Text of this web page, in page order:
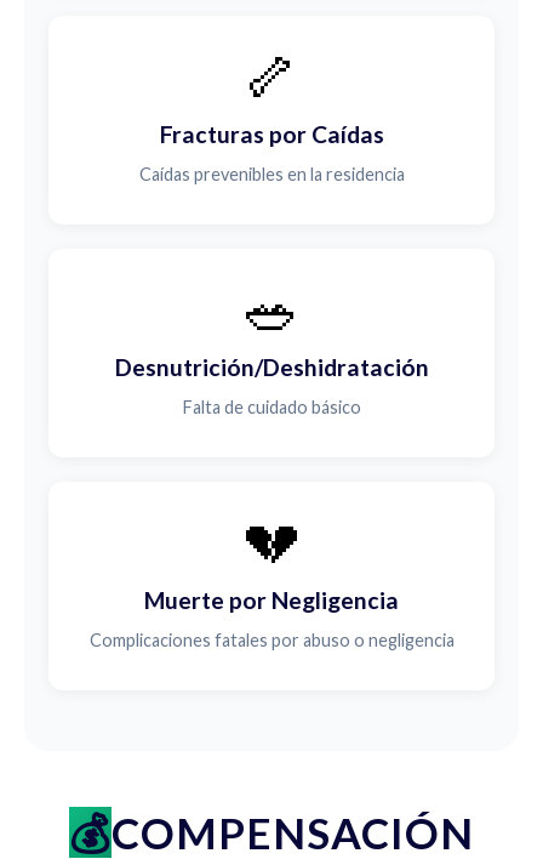
🦴
Fracturas por Caídas
Caídas prevenibles en la residencia
🥗
Desnutrición/Deshidratación
Falta de cuidado básico
💔
Muerte por Negligencia
Complicaciones fatales por abuso o negligencia
COMPENSACIÓN